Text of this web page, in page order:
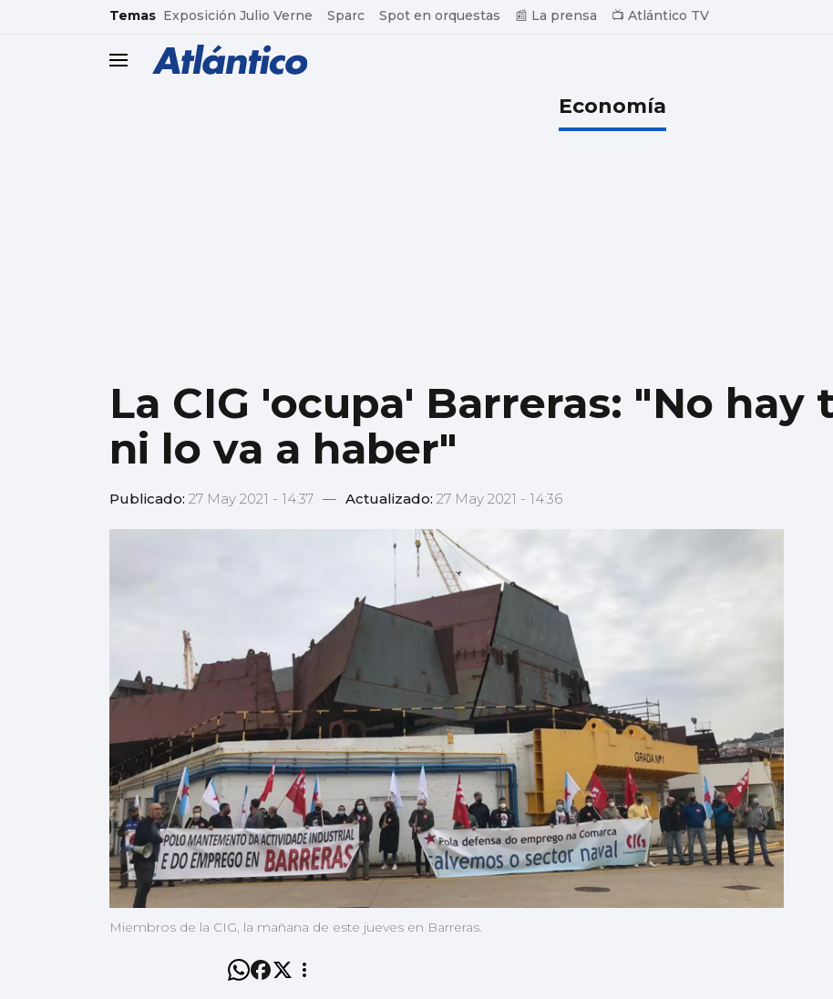
common.go-to-content
Temas Exposición Julio Verne Sparc Spot en orquestas 📰 La prensa 📺 Atlántico TV
header.menu.open
Economía
La CIG 'ocupa' Barreras: "No hay
ni lo va a haber"
Publicado: 27 May 2021 - 14:37 — Actualizado: 27 May 2021 - 14:36
Miembros de la CIG, la mañana de este jueves en Barreras.